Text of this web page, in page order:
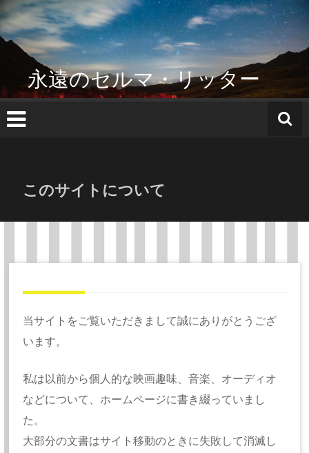
コ
ン
テ
へ
ス
キ
永遠のセルマ・リッター
このサイトについて
当サイトをご覧いただきまして誠にありがとうござ
います。
私は以前から個人的な映画趣味、音楽、オーディオ
などについて、ホームページに書き綴っていまし
た。
大部分の文書はサイト移動のときに失敗して消滅し